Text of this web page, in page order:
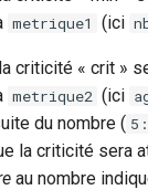
metrique1 (ici
criticité « crit »
metrique2 (ici
du nombre ( 5:
la criticité sera
au nombre